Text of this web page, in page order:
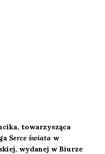
towarzysząca
Serce świata w
wydanej w Biurze